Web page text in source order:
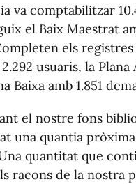
va comptabilitzar
el Baix Maestrat
els registres
usuaris, la Plana
Baixa amb 1.851
el nostre fons
una quantia
quantitat que
racons de la nostra